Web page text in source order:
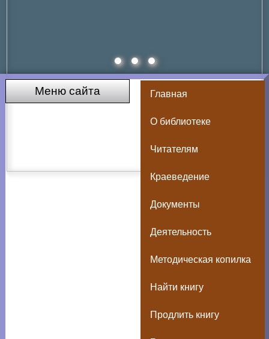
Меню сайта Главная
О библиотеке
Читателям
Краеведение
Документы
Деятельность
Методическая копилка
Найти книгу
Продлить книгу